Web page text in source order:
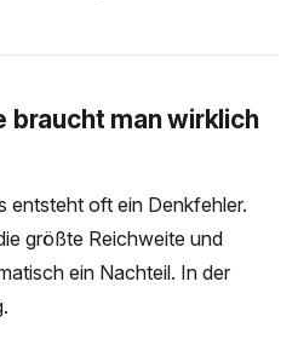
braucht man wirklich
entsteht oft ein Denkfehler.
größte Reichweite und
ein Nachteil. In der